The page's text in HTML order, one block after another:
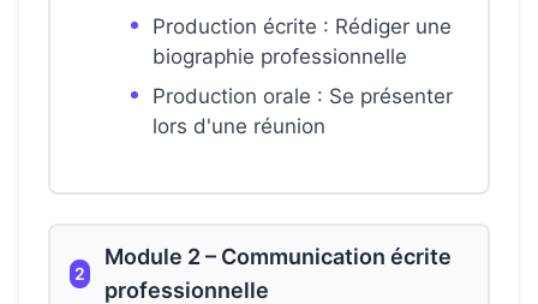
Production écrite : Rédiger une
biographie professionnelle
Production orale : Se présenter
lors d'une réunion
2
Module 2 – Communication écrite
professionnelle